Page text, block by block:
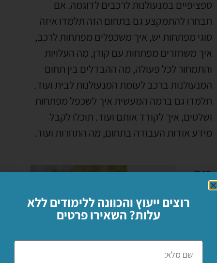
ספציפיים במנעולנות לרכבים לדוגמה. אם
תבחרו להתמקצע גם בתחום הזה תלמדו איזה
סוגי מפתחות יש, איך משכפלים מפתחות לרכב,
איך משחזרים מפתחות עם קודן, מה העלויות
והתמחור לכל פעולה, מה ההבדלים בין תחום
המנעולנות ברכב לעומת המנעולנות לבית ועוד.
תלמדו גם ברמה המעשית איך לשכפל מפתחות
ושלטים, איך לקודד אותם ועוד. תוכלו לקבל
מידע אודות העבודה בתחום, מה התחרות ועוד.
מה
רוצים ייעוץ והכוונה ללימודים ללא
עלות? השאירו פרטים